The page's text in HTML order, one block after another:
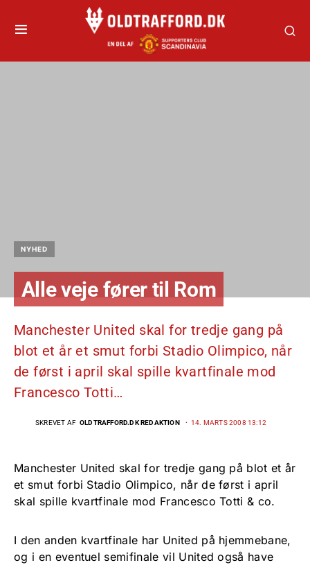
NYHED
Alle veje fører til Rom
Manchester United skal for tredje gang på
blot et år et smut forbi Stadio Olimpico, når
de først i april skal spille kvartfinale mod
Francesco Totti…
SKREVET AF OLDTRAFFORD.DK REDAKTION 14. MARTS 2008 13:12
Manchester United skal for tredje gang på blot et år
et smut forbi Stadio Olimpico, når de først i april
skal spille kvartfinale mod Francesco Totti & co.
I den anden kvartfinale har United på hjemmebane,
og i en eventuel semifinale vil United også have